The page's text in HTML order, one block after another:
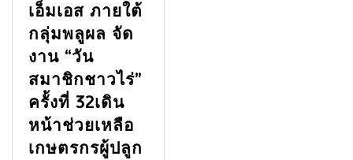
เอ็มเอส ภายใต้
กลุ่มพลูผล จัด
งาน “วัน
สมาชิกชาวไร่”
ครั้งที่ 32เดิน
หน้าช่วยเหลือ
เกษตรกรผู้ปลูก